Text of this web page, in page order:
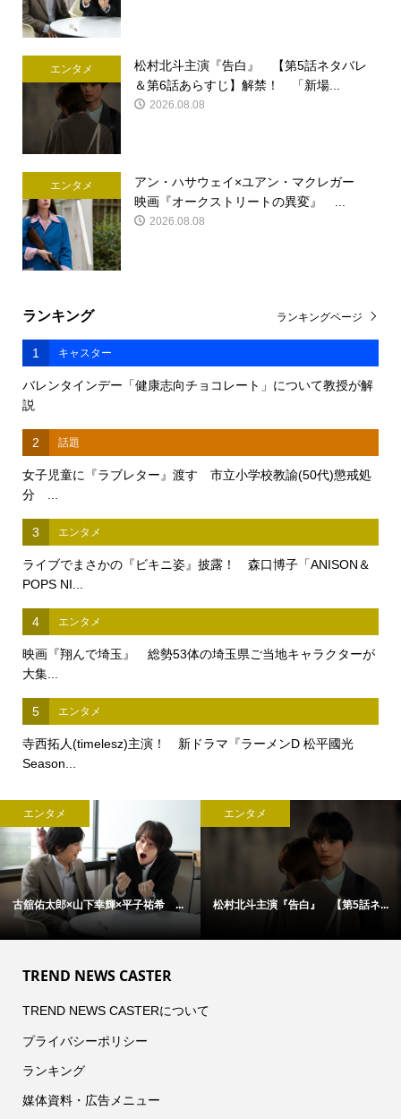
エンタメ
松村北斗主演『告白』 【第5話ネタバレ
＆第6話あらすじ】解禁！ 「新場...
2026.08.08
エンタメ
アン・ハサウェイ×ユアン・マクレガー
映画『オークストリートの異変』 ...
2026.08.08
ランキング
1 キャスター
バレンタインデー「健康志向チョコレート」について教授が解
説
2 話題
女子児童に『ラブレター』渡す 市立小学校教諭(50代)懲戒処
分 ...
3 エンタメ
ライブでまさかの『ビキニ姿』披露！ 森口博子「ANISON＆
POPS NI...
4 エンタメ
映画『翔んで埼玉』 総勢53体の埼玉県ご当地キャラクターが
大集...
5 エンタメ
寺西拓人(timelesz)主演！ 新ドラマ『ラーメンD 松平國光
Season...
ランキングページ
エンタメ
古舘佑太郎×山下幸輝×平子祐希 ...
エンタメ
松村北斗主演『告白』 【第5話ネ...
TREND NEWS CASTER
TREND NEWS CASTERについて
プライバシーポリシー
ランキング
媒体資料・広告メニュー